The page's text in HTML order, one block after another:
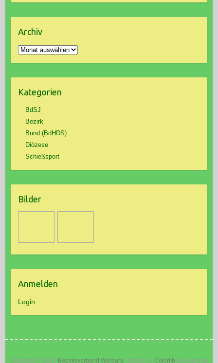
Archiv
Archiv
Kategorien
BdSJ
Bezirk
Bund (BdHDS)
Diözese
Schießsport
Bilder
Anmelden
Login
Copyright © 2026 Bezirksverband Warburg. Theme by Colorlib Powered by